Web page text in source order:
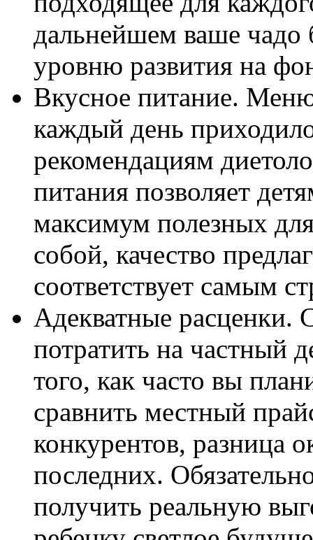
дальнейшем ваше чадо
уровню развития на
Вкусное питание.
каждый день
рекомендациям
питания позволяет
максимум полезных
собой, качество
соответствует самым
Адекватные расценки.
потратить на частный
того, как часто вы
сравнить местный
конкурентов, разница
последних.
получить реальную